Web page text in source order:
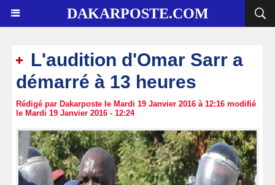
DAKARPOSTE.COM
L'audition d'Omar Sarr a
démarré à 13 heures
Rédigé par Dakarposte le Mardi 19 Janvier 2016 à 12:16 modifié
le Mardi 19 Janvier 2016 - 12:24